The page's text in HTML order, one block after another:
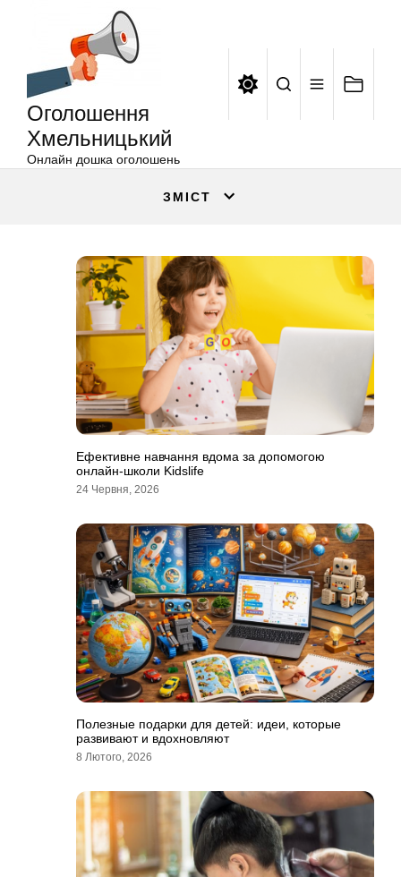
Оголошення
Хмельницький
Онлайн дошка оголошень
ЗМІСТ
Ефективне навчання вдома за допомогою
онлайн-школи Kidslife
24 Червня, 2026
Полезные подарки для детей: идеи, которые
развивают и вдохновляют
8 Лютого, 2026